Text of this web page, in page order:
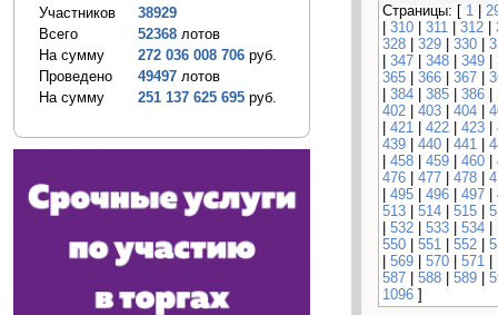
Участников
38929
Всего
52368 лотов
На сумму
272 036 008 706 руб.
Проведено
49497 лотов
На сумму
251 137 625 695 руб.
Страницы: [ 1 |
| 310 | 311 | 312 |
328 | 329 | 330 |
| 347 | 348 | 349 |
365 | 366 | 367 |
| 384 | 385 | 386 |
402 | 403 | 404 |
| 421 | 422 | 423 |
439 | 440 | 441 |
| 458 | 459 | 460 |
476 | 477 | 478 |
| 495 | 496 | 497 |
513 | 514 | 515 |
| 532 | 533 | 534 |
550 | 551 | 552 |
| 569 | 570 | 571 |
587 | 588 | 589 |
1096 ]